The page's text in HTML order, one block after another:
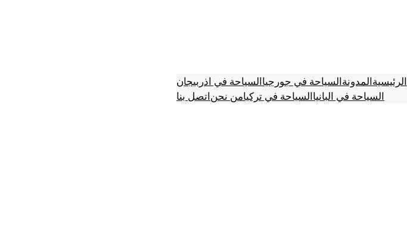
الرئيسيةالمدونةالسياحة في جورجياالسياحة في اذربيجان
السياحة في البانياالسياحة في تركيامن نحناتصل بنا